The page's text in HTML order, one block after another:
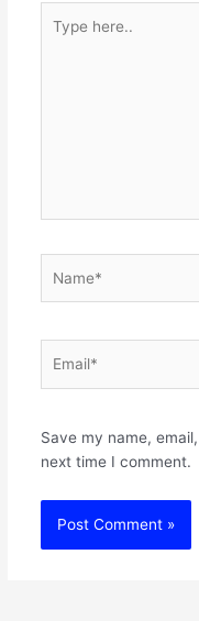
here..
Save my name,
next time I comment.